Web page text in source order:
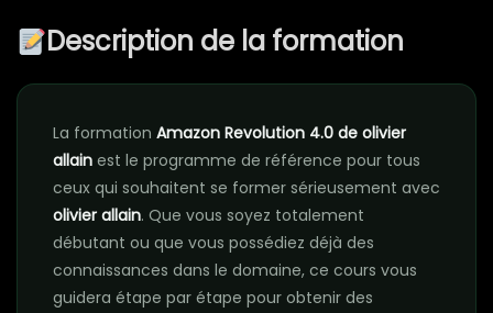
Description de la formation
La formation Amazon Revolution 4.0 de olivier
allain​ est le programme de référence pour tous
ceux qui souhaitent se former sérieusement avec
olivier allain​. Que vous soyez totalement
débutant ou que vous possédiez déjà des
connaissances dans le domaine, ce cours vous
guidera étape par étape pour obtenir des